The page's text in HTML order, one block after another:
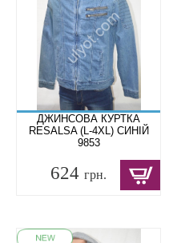
ДЖИНСОВА КУРТКА
RESALSA (L-4XL) СИНІЙ
9853
624 грн.